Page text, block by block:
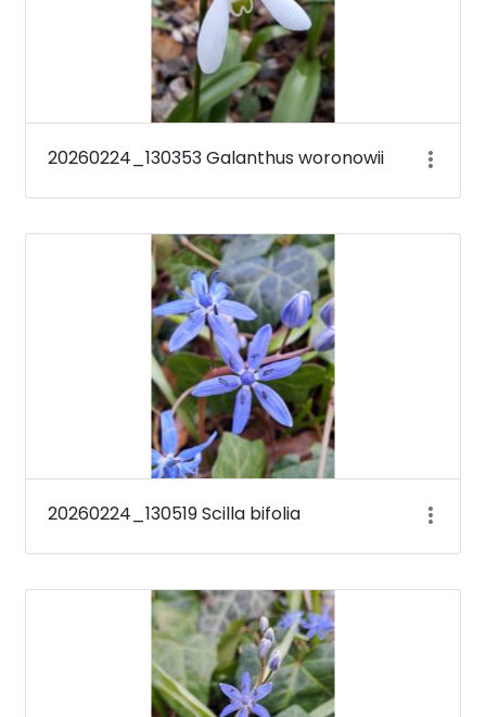
20260224_130353 Galanthus woronowii
20260224_130519 Scilla bifolia